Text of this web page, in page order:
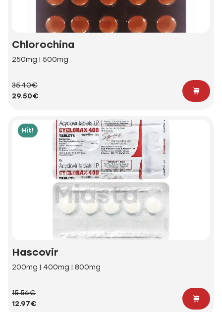
Chlorochina
250mg | 500mg
35.40€
29.50€
Hit!
Hascovir
200mg | 400mg | 800mg
15.56€
12.97€